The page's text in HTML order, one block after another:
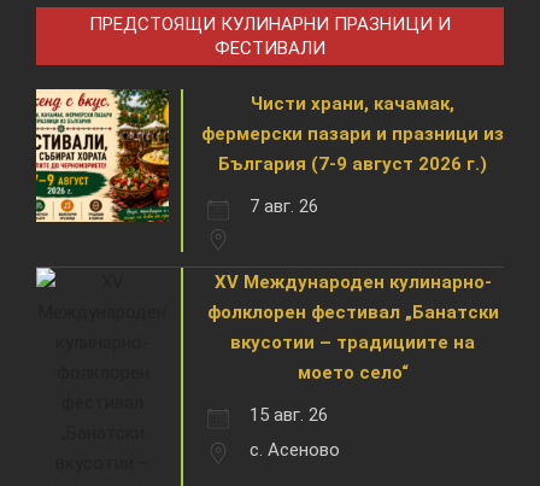
ПРЕДСТОЯЩИ КУЛИНАРНИ ПРАЗНИЦИ И
ФЕСТИВАЛИ
Чисти храни, качамак,
фермерски пазари и празници из
България (7-9 август 2026 г.)
7 авг. 26
XV Международен кулинарно-
фолклорен фестивал „Банатски
вкусотии – традициите на
моето село“
15 авг. 26
с. Асеново